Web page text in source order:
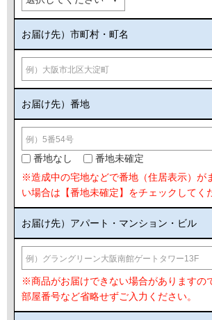
お届け先）市町村・町名
お届け先）番地
番地なし
番地未確定
※造成中の宅地などで番地（住居表示）が
い場合は【番地未確定】をチェックしてく
お届け先）アパート・マンション・ビル
※商品がお届けできない場合がありますの
部屋番号など省略せずご入力ください。